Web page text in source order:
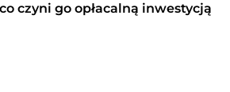
czyni go opłacalną inwestycją